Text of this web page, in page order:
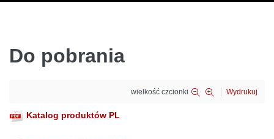
Do pobrania
wielkość czcionki Wydrukuj
Katalog produktów PL